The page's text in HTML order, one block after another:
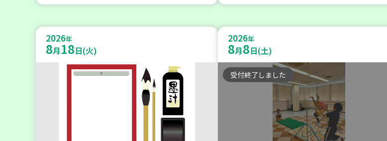
2026年
8月 18日(火)
2026年
8月8日(土)
受付終了しました